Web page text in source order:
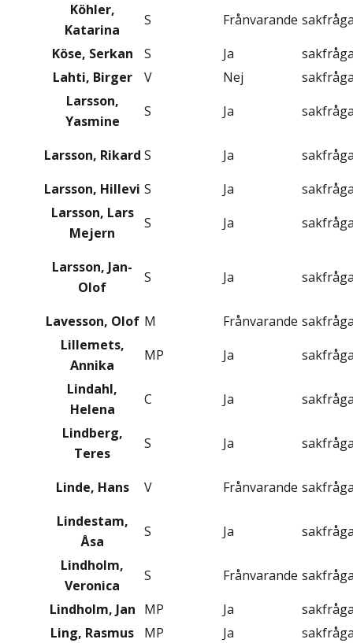
Köhler,
Katarina
S Frånvarande
Köse, Serkan
S Ja
Lahti, Birger
V Nej
Larsson,
Yasmine
S Ja
Larsson, Rikard S Ja
Larsson, Hillevi S Ja
Larsson, Lars
Mejern
S Ja
Larsson, Jan-
Olof
S Ja
Lavesson, Olof M Frånvarande
Lillemets,
Annika
MP Ja
Lindahl,
Helena
C Ja
Lindberg,
Teres
S Ja
Linde, Hans V Frånvarande
Lindestam,
Åsa
S Ja
Lindholm,
Veronica
S Frånvarande
Lindholm, Jan MP Ja
Ling, Rasmus
MP Ja